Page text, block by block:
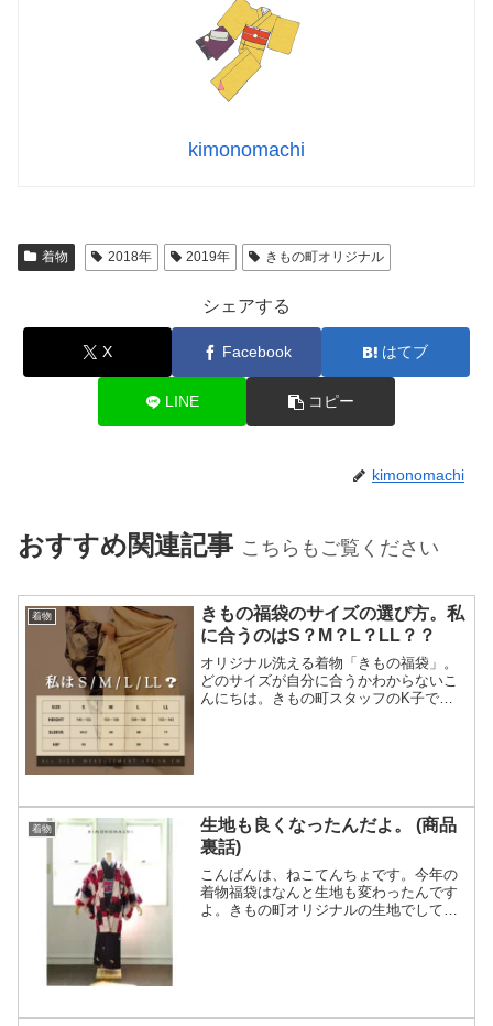
kimonomachi
着物 2018年 2019年 きもの町オリジナル
シェアする
X Facebook はてブ
LINE コピー
kimonomachi
おすすめ関連記事 こちらもご覧ください
着物
きもの福袋のサイズの選び方。私
に合うのはS？M？L？LL？？
オリジナル洗える着物「きもの福袋」。
どのサイズが自分に合うかわからないこ
んにちは。きもの町スタッフのK子で
着物
生地も良くなったんだよ。 (商品
裏話)
こんばんは、ねこてんちょです。今年の
着物福袋はなんと生地も変わったんです
よ。きもの町オリジナルの生地でして、